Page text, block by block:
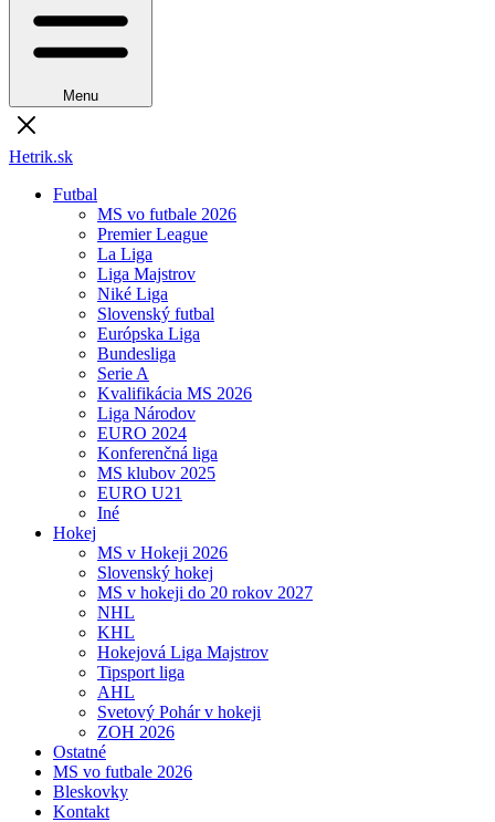
Menu
Hetrik.sk
Futbal
MS vo futbale 2026
Premier League
La Liga
Liga Majstrov
Niké Liga
Slovenský futbal
Európska Liga
Bundesliga
Serie A
Kvalifikácia MS 2026
Liga Národov
EURO 2024
Konferenčná liga
MS klubov 2025
EURO U21
Iné
Hokej
MS v Hokeji 2026
Slovenský hokej
MS v hokeji do 20 rokov 2027
NHL
KHL
Hokejová Liga Majstrov
Tipsport liga
AHL
Svetový Pohár v hokeji
ZOH 2026
Ostatné
MS vo futbale 2026
Bleskovky
Kontakt